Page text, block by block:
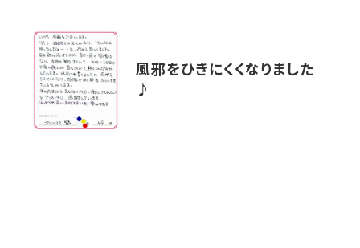
風邪をひきにくくなりました
♪